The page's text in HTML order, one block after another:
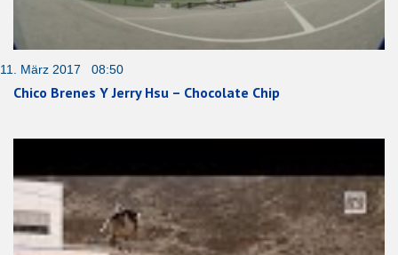
11. März 2017 08:50
Chico Brenes Y Jerry Hsu – Chocolate Chip